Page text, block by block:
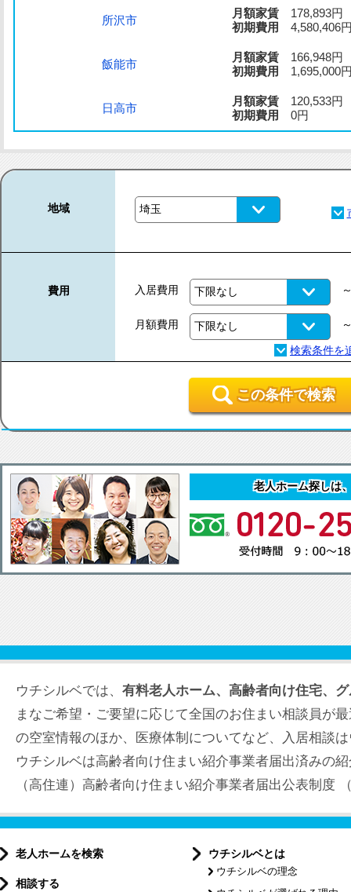
所沢市
月額家賃 178,893円
初期費用
4,580,406
飯能市
月額家賃 166,948円
初期費用
1,695,000
日高市
月額家賃 120,533円
初期費用
0円
地域
費用 入居費用
月額費用
この条件で検索
老人ホーム探しは
ウチシルベでは、 有料老人ホーム、高齢者向け住宅、
まなご希望・ご要望に応じて全国のお住まい相談員が
の空室情報のほか、医療体制についてなど、入居相談
ウチシルベは高齢者向け住まい紹介事業者届出済みの
（高住連）高齢者向け住まい紹介事業者届出公表制度
老人ホームを検索
相談する
ウチシルベとは
ウチシルベの理念